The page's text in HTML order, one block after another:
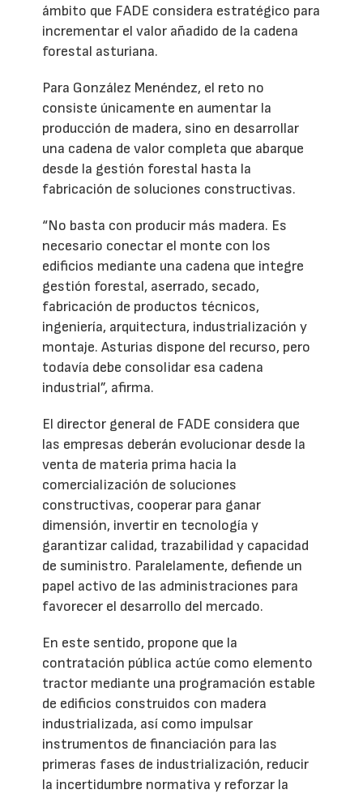
ámbito que FADE considera estratégico para
incrementar el valor añadido de la cadena
forestal asturiana.
Para González Menéndez, el reto no
consiste únicamente en aumentar la
producción de madera, sino en desarrollar
una cadena de valor completa que abarque
desde la gestión forestal hasta la
fabricación de soluciones constructivas.
“No basta con producir más madera. Es
necesario conectar el monte con los
edificios mediante una cadena que integre
gestión forestal, aserrado, secado,
fabricación de productos técnicos,
ingeniería, arquitectura, industrialización y
montaje. Asturias dispone del recurso, pero
todavía debe consolidar esa cadena
industrial”, afirma.
El director general de FADE considera que
las empresas deberán evolucionar desde la
venta de materia prima hacia la
comercialización de soluciones
constructivas, cooperar para ganar
dimensión, invertir en tecnología y
garantizar calidad, trazabilidad y capacidad
de suministro. Paralelamente, defiende un
papel activo de las administraciones para
favorecer el desarrollo del mercado.
En este sentido, propone que la
contratación pública actúe como elemento
tractor mediante una programación estable
de edificios construidos con madera
industrializada, así como impulsar
instrumentos de financiación para las
primeras fases de industrialización, reducir
la incertidumbre normativa y reforzar la